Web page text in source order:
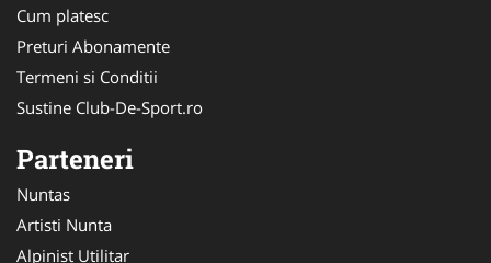
Cum platesc
Preturi Abonamente
Termeni si Conditii
Sustine Club-De-Sport.ro
Parteneri
Nuntas
Artisti Nunta
Alpinist Utilitar